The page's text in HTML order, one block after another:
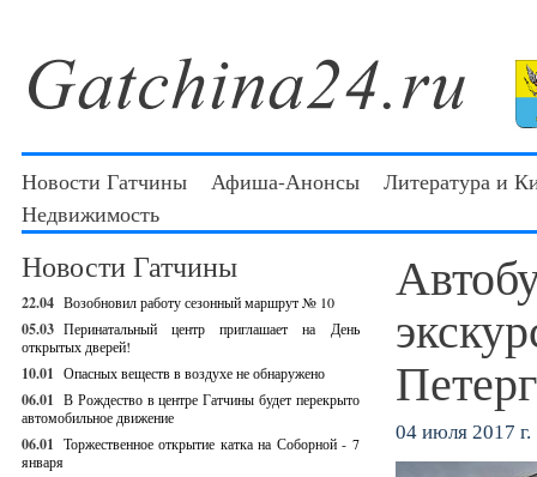
Новости Гатчины Афиша-Анонсы
Литература и
Недвижимость
Новости Гатчины
22.04 Возобновил работу сезонный маршрут № 10
05.03 Перинатальный центр приглашает на День
открытых дверей!
10.01 Опасных веществ в воздухе не обнаружено
06.01 В Рождество в центре Гатчины будет перекрыто
автомобильное движение
06.01 Торжественное открытие катка на Соборной - 7
января
04 июля 2017 г.